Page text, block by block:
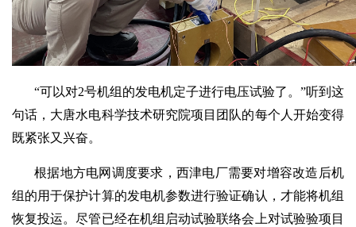
“可以对2号机组的发电机定子进行电压试验了。”听到这
句话，大唐水电科学技术研究院项目团队的每个人开始变得
既紧张又兴奋。
根据地方电网调度要求，西津电厂需要对增容改造后机
组的用于保护计算的发电机参数进行验证确认，才能将机组
恢复投运。尽管已经在机组启动试验联络会上对试验验项目